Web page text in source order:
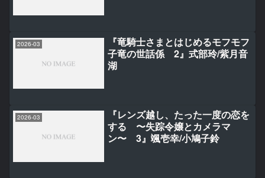
2026-03
『竜騎士さまとはじめるモフモフ
子竜の世話係 2』式部玲/紫月音
湖
2026-03
『レンズ越し、たった一度の恋を
する 〜失踪令嬢とカメラマ
ン〜 3』颯壱幸/小鳩子鈴